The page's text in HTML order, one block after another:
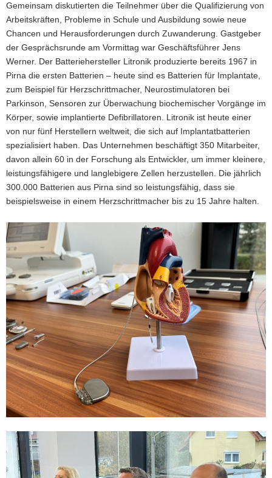
Gemeinsam diskutierten die Teilnehmer über die Qualifizierung von
Arbeitskräften, Probleme in Schule und Ausbildung sowie neue
Chancen und Herausforderungen durch Zuwanderung. Gastgeber
der Gesprächsrunde am Vormittag war Geschäftsführer Jens
Werner. Der Batteriehersteller Litronik produzierte bereits 1967 in
Pirna die ersten Batterien – heute sind es Batterien für Implantate,
zum Beispiel für Herzschrittmacher, Neurostimulatoren bei
Parkinson, Sensoren zur Überwachung biochemischer Vorgänge im
Körper, sowie implantierte Defibrillatoren. Litronik ist heute einer
von nur fünf Herstellern weltweit, die sich auf Implantatbatterien
spezialisiert haben. Das Unternehmen beschäftigt 350 Mitarbeiter,
davon allein 60 in der Forschung als Entwickler, um immer kleinere,
leistungsfähigere und langlebigere Zellen herzustellen. Die jährlich
300.000 Batterien aus Pirna sind so leistungsfähig, dass sie
beispielsweise in einem Herzschrittmacher bis zu 15 Jahre halten.